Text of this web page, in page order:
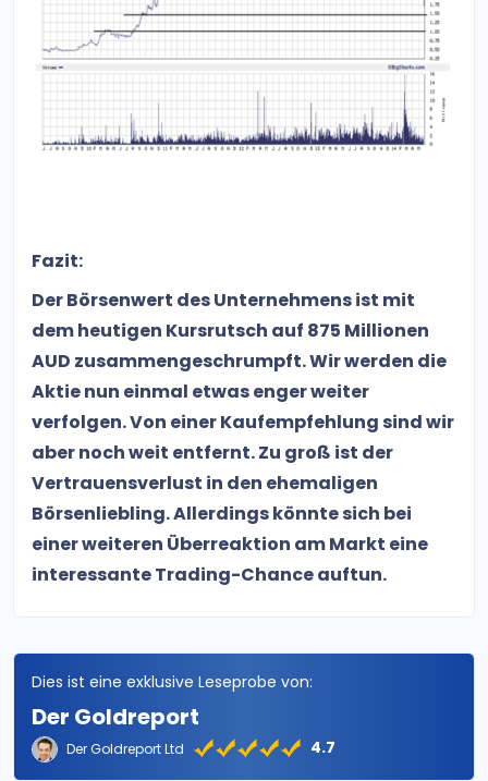
Fazit:
Der Börsenwert des Unternehmens ist mit
dem heutigen Kursrutsch auf 875 Millionen
AUD zusammengeschrumpft. Wir werden die
Aktie nun einmal etwas enger weiter
verfolgen. Von einer Kaufempfehlung sind wir
aber noch weit entfernt. Zu groß ist der
Vertrauensverlust in den ehemaligen
Börsenliebling. Allerdings könnte sich bei
einer weiteren Überreaktion am Markt eine
interessante Trading-Chance auftun.
Dies ist eine exklusive Leseprobe von:
Der Goldreport
Der Goldreport Ltd 4.7